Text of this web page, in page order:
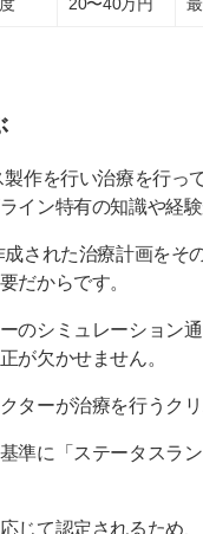
作を行い治療を行っ
イン特有の知識や経験
された治療計画をそ
だからです。
シミュレーション
が欠かせません。
ーが治療を行うクリ
準に「ステータスラ
じて認定されるため